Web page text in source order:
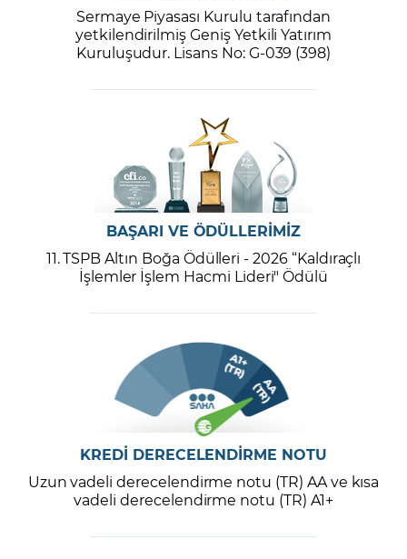
Sermaye Piyasası Kurulu tarafından
yetkilendirilmiş Geniş Yetkili Yatırım
Kuruluşudur. Lisans No: G-039 (398)
BAŞARI VE ÖDÜLLERİMİZ
11. TSPB Altın Boğa Ödülleri - 2026 “Kaldıraçlı
İşlemler İşlem Hacmi Lideri" Ödülü
KREDİ DERECELENDİRME NOTU
Uzun vadeli derecelendirme notu (TR) AA ve kısa
vadeli derecelendirme notu (TR) A1+